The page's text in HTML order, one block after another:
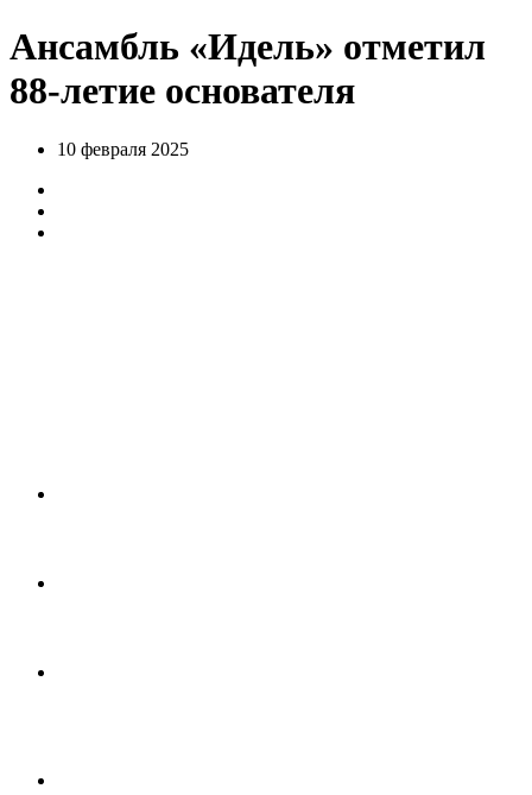
Ансамбль «Идель» отметил
88-летие основателя
10 февраля 2025